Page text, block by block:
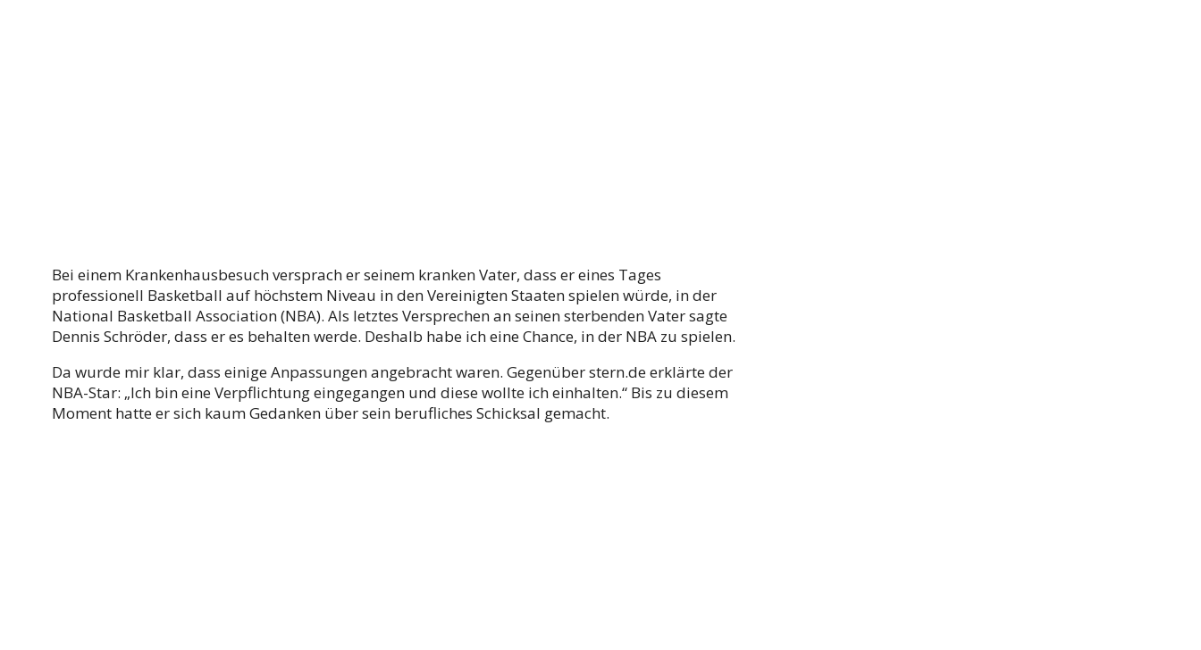
Bei einem Krankenhausbesuch versprach er seinem kranken Vater, dass er eines Tages
professionell Basketball auf höchstem Niveau in den Vereinigten Staaten spielen würde, in der
National Basketball Association (NBA). Als letztes Versprechen an seinen sterbenden Vater sagte
Dennis Schröder, dass er es behalten werde. Deshalb habe ich eine Chance, in der NBA zu spielen.
Da wurde mir klar, dass einige Anpassungen angebracht waren. Gegenüber stern.de erklärte der
NBA-Star: „Ich bin eine Verpflichtung eingegangen und diese wollte ich einhalten.“ Bis zu diesem
Moment hatte er sich kaum Gedanken über sein berufliches Schicksal gemacht.